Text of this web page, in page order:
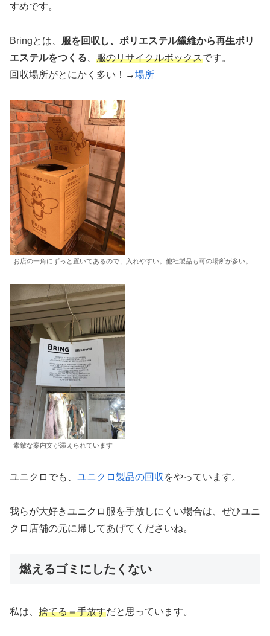
すめです。
Bringとは、 服を回収し、ポリエステル繊維から再生ポリ
エステルをつくる
服のリサイクルボックスです。
回収場所がとにかく多い！→場所
お店の一角にずっと置いてあるので、入れやすい。他社製品も可の場所が多い。
素敵な案内文が添えられています
ユニクロでも、 ユニクロ製品の回収 をやっています。
我らが大好きユニクロ服を手放しにくい場合は、ぜひユニ
クロ店舗の元に帰してあげてくださいね。
燃えるゴミにしたくない
私は、 捨てる＝手放すだと思っています。